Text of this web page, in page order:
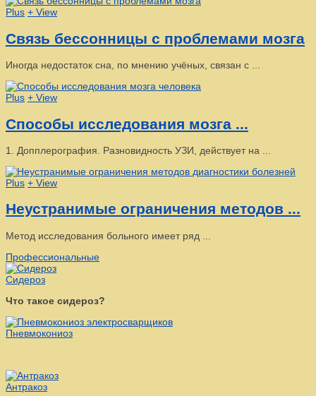
Plus + View
Связь бессонницы с проблемами мозга
Иногда недостаток сна, по мнению учёных, связан с ...
Plus + View
Способы исследования мозга ...
1. Допплерография. Разновидность УЗИ, действует на ...
Plus + View
Неустранимые ограничения методов ...
Метод исследования больного имеет ряд ...
Профессиональные
Сидероз
Что такое сидероз?
Пневмокониоз
Антракоз